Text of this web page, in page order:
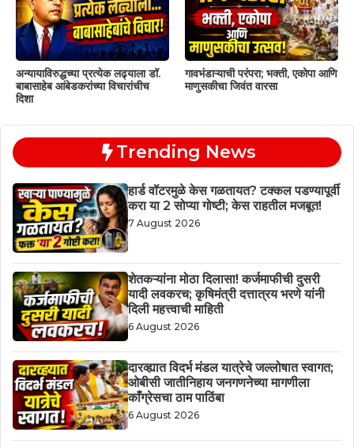
अन्यायाविरुद्धच्या प्रत्येक लढ्याला डॉ.
बाबासाहेब आंबेडकरांच्या विचारांचीच
दिशा
गावभंडाऱ्याची परंपरा; भक्ती, एकोपा आणि
माणुसकीचा जिवंत वारसा
Trending News
हार्ड वॉटरमुळे केस गळतायत? टक्कल पडण्यापूर्वी
करा या 2 सोप्या गोष्टी; केस राहतील मजबूत!
7 August 2026
शेतकऱ्यांना मोठा दिलासा! कर्जमाफीची दुसरी
यादी लवकरच; कृषिमंत्री दत्तात्रय भरणे यांनी
दिली महत्त्वाची माहिती
6 August 2026
दारव्ह्यात विदर्भ मंडल यात्रेचे जल्लोषात स्वागत;
ओबीसी जातीनिहाय जनगणनेच्या मागणीला
काँग्रेसचा ठाम पाठिंबा
6 August 2026